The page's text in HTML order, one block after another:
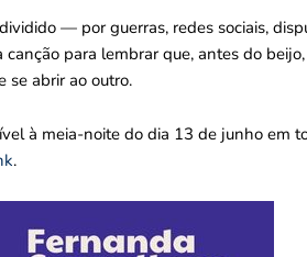
— por guerras, redes sociais,
canção para lembrar que, antes do
se abrir ao outro.
à meia-noite do dia 13 de junho em
.